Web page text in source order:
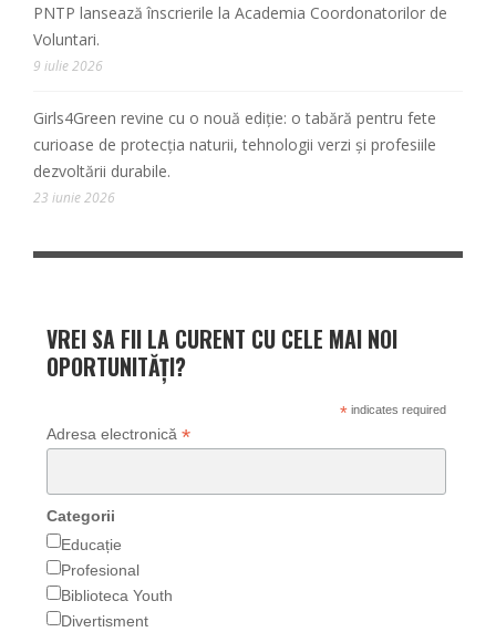
PNTP lansează înscrierile la Academia Coordonatorilor de
Voluntari.
9 iulie 2026
Girls4Green revine cu o nouă ediție: o tabără pentru fete
curioase de protecția naturii, tehnologii verzi și profesiile
dezvoltării durabile.
23 iunie 2026
VREI SA FII LA CURENT CU CELE MAI NOI
OPORTUNITĂȚI?
*indicates required
Adresa electronică *
Categorii
Educație
Profesional
Biblioteca Youth
Divertisment